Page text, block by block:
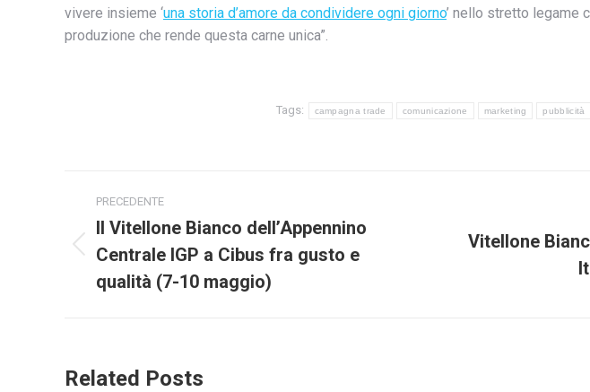
vivere insieme ‘una storia d’amore da condividere ogni giorno’ nello stretto legame
produzione che rende questa carne unica”.
Tags: campagna trade comunicazione marketing pubblicità
Naviga
tra
PRECEDENTE
Post
precedente:
Il Vitellone Bianco dell’Appennino
Centrale IGP a Cibus fra gusto e
qualità (7-10 maggio)
Vitellone
Related Posts